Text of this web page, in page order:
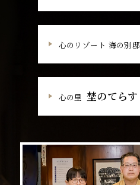
心のリゾート 海の別邸
心の里 埜のてらす